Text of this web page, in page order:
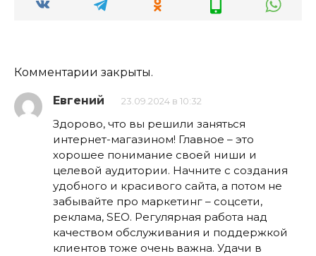
Комментарии закрыты.
Евгений 23.09.2024 в 10:32
Здорово, что вы решили заняться
интернет-магазином! Главное – это
хорошее понимание своей ниши и
целевой аудитории. Начните с создания
удобного и красивого сайта, а потом не
забывайте про маркетинг – соцсети,
реклама, SEO. Регулярная работа над
качеством обслуживания и поддержкой
клиентов тоже очень важна. Удачи в